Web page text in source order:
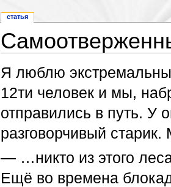
Я люблю
12ти человек и мы,
отправились в путь. У
разговорчивый
— …никто из этого
Ещё во времена
статья